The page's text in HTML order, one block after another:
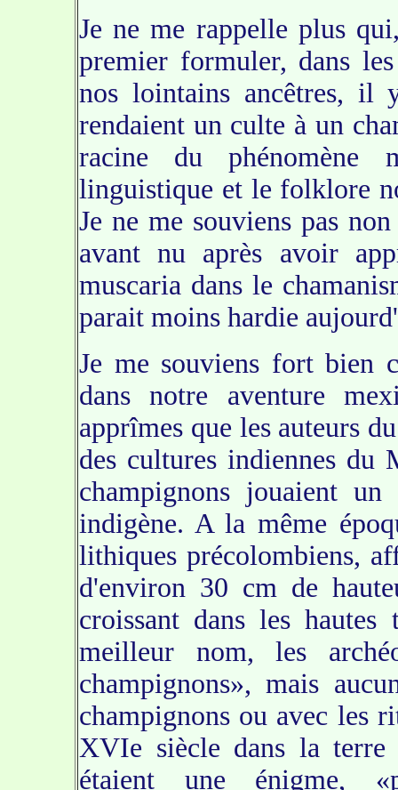
Je ne me rappelle plus
premier formuler, dans
nos lointains ancêtres, il
rendaient un culte à un
racine du phénomène
linguistique et le folklore
Je ne me souviens pas
avant nu après avoir
muscaria dans le
parait moins hardie
Je me souviens fort bien
dans notre aventure
apprîmes que les auteurs
des cultures indiennes du
champignons jouaient
indigène. A la même
lithiques précolombiens,
d'environ 30 cm de
croissant dans les hautes
meilleur nom, les
champignons», mais
champignons ou avec les
XVIe siècle dans la terre
étaient une énigme,